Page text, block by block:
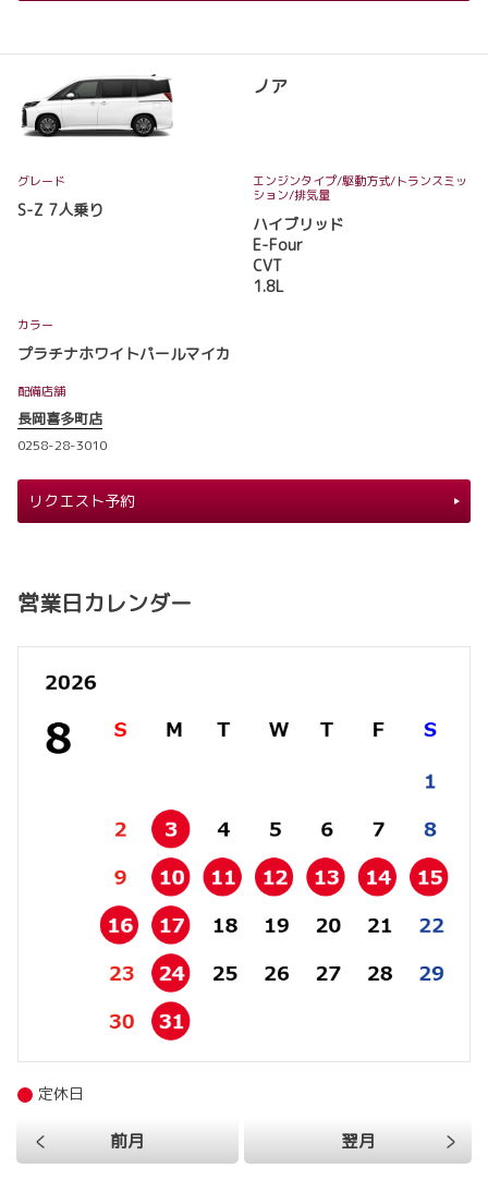
ノア
グレード
S-Z 7人乗り
エンジンタイプ/駆動方式/トランスミッ
ション/排気量
ハイブリッド
E-Four
CVT
1.8L
カラー
プラチナホワイトパールマイカ
配備店舗
長岡喜多町店
0258-28-3010
リクエスト予約
営業日カレンダー
前月 翌月
定休日